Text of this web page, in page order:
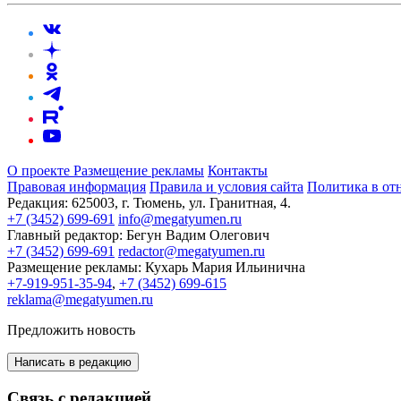
О проекте Размещение рекламы Контакты
Правовая информация Правила и условия сайта Политика в
Редакция: 625003, г. Тюмень, ул. Гранитная, 4.
+7 (3452) 699-691 info@megatyumen.ru
Главный редактор: Бегун Вадим Олегович
+7 (3452) 699-691 redactor@megatyumen.ru
Размещение рекламы: Кухарь Мария Ильинична
+7-919-951-35-94, +7 (3452) 699-615
reklama@megatyumen.ru
Предложить новость
Написать в редакцию